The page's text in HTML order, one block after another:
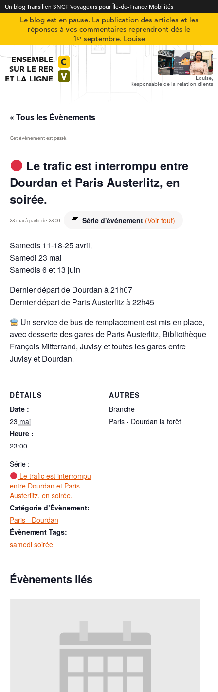
Un blog Transilien SNCF Voyageurs pour Île-de-France Mobilités
Le blog est en pause. La publication des articles et les
réponses à vos commentaires reprendront dès le
1ᵉʳ septembre. Louise
ENSEMBLE
SUR LE RER
ET LA LIGNE
Louise,
Responsable de la relation clients
« Tous les Évènements
Cet évènement est passé.
Le trafic est interrompu entre
Dourdan et Paris Austerlitz, en
soirée.
23 mai à partir de 23:00 Série d'événement (Voir tout)
Samedis 11-18-25 avril,
Samedi 23 mai
Samedis 6 et 13 juin
Dernier départ de Dourdan à 21h07
Dernier départ de Paris Austerlitz à 22h45
Un service de bus de remplacement est mis en place,
avec desserte des gares de Paris Austerlitz, Bibliothèque
François Mitterrand, Juvisy et toutes les gares entre
Juvisy et Dourdan.
DÉTAILS
Date :
23 mai
Heure :
23:00
Série :
Le trafic est interrompu
entre Dourdan et Paris
Austerlitz, en soirée.
Catégorie d’Évènement:
Paris - Dourdan
Évènement Tags:
samedi soirée
AUTRES
Branche
Paris - Dourdan la forêt
Évènements liés